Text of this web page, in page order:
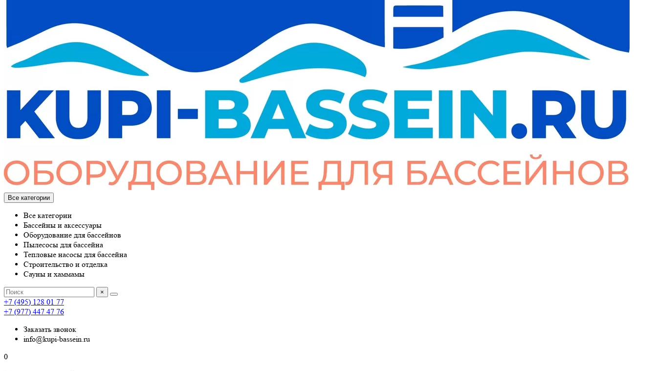
Все категории
Все категории
Бассейны и аксессуары
Оборудование для бассейнов
Пылесосы для бассейна
Тепловые насосы для бассейна
Строительство и отделка
Сауны и хаммамы
×
+7 (495) 128 01 77
+7 (977) 447 47 76
Заказать звонок
info@kupi-bassein.ru
0